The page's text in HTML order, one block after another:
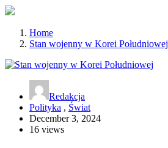
Home
Stan wojenny w Korei Południowej
Redakcja
Polityka , Świat
December 3, 2024
16 views